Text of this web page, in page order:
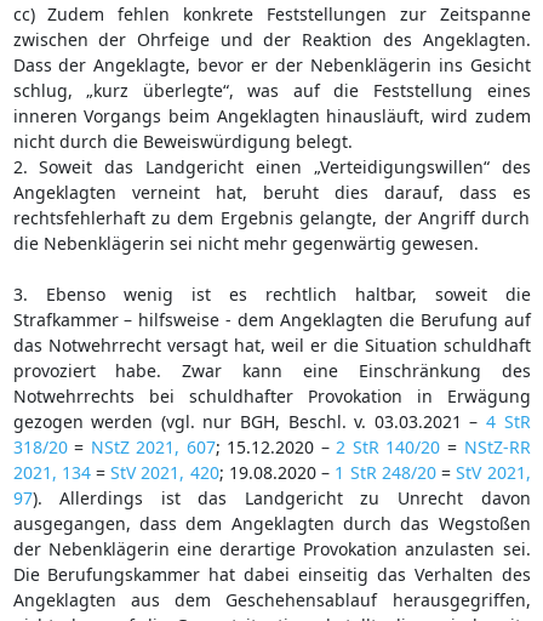
cc) Zudem fehlen konkrete Feststellungen zur Zeitspanne
zwischen der Ohrfeige und der Reaktion des Angeklagten.
Dass der Angeklagte, bevor er der Nebenklägerin ins Gesicht
schlug, „kurz überlegte“, was auf die Feststellung eines
inneren Vorgangs beim Angeklagten hinausläuft, wird zudem
nicht durch die Beweiswürdigung belegt.
2. Soweit das Landgericht einen „Verteidigungswillen“ des
Angeklagten verneint hat, beruht dies darauf, dass es
rechtsfehlerhaft zu dem Ergebnis gelangte, der Angriff durch
die Nebenklägerin sei nicht mehr gegenwärtig gewesen.
3. Ebenso wenig ist es rechtlich haltbar, soweit die
Strafkammer – hilfsweise - dem Angeklagten die Berufung auf
das Notwehrrecht versagt hat, weil er die Situation schuldhaft
provoziert habe. Zwar kann eine Einschränkung des
Notwehrrechts bei schuldhafter Provokation in Erwägung
gezogen werden (vgl. nur BGH, Beschl. v. 03.03.2021 – 4 StR
318/20= NStZ 2021, 607; 15.12.2020 – 2 StR 140/20 = NStZ-RR
2021, 134=StV 2021, 420; 19.08.2020 – 1 StR 248/20=StV 2021,
97). Allerdings ist das Landgericht zu Unrecht davon
ausgegangen, dass dem Angeklagten durch das Wegstoßen
der Nebenklägerin eine derartige Provokation anzulasten sei.
Die Berufungskammer hat dabei einseitig das Verhalten des
Angeklagten aus dem Geschehensablauf herausgegriffen,